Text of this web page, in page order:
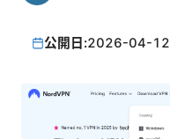
公開日:2026-04-12